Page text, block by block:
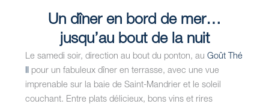
Un dîner en bord de mer…
jusqu’au bout de la nuit
Le samedi soir, direction au bout du ponton, auGoût Thé
II pour un fabuleux dîner en terrasse, avec une vue
imprenable sur la baie de Saint-Mandrier et le soleil
couchant. Entre plats délicieux, bons vins et rires